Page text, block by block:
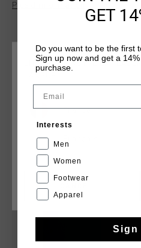
look suitable for both casual
perfect blend of sophistication
Plus d’information
TU POURRAIS AIMER
CHOISISSEZ VOTRE
France
GET
Do you want to be the first
Sign up now and get a
purchase.
Interests
Men
Women
Footwear
Apparel
Sign